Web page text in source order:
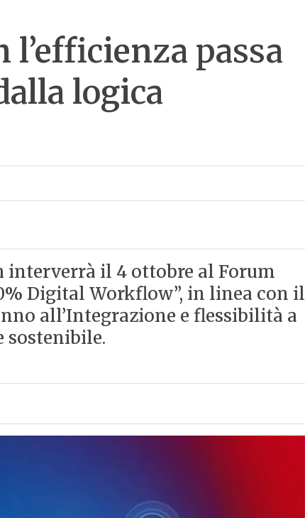
l’efficienza passa
logica
interverrà il 4 ottobre al Forum
Digital Workflow”, in linea con il
all’Integrazione e flessibilità a
sostenibile.